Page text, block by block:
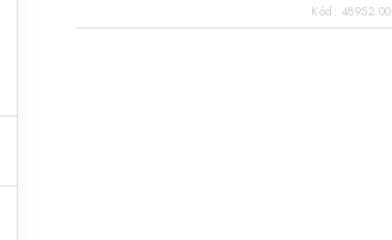
Kód: 48952.00